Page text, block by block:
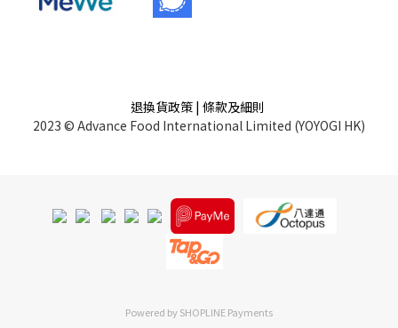
退換貨政策 | 條款及細則
2023 © Advance Food International Limited (YOYOGI HK)
Powered bySHOPLINE Payments